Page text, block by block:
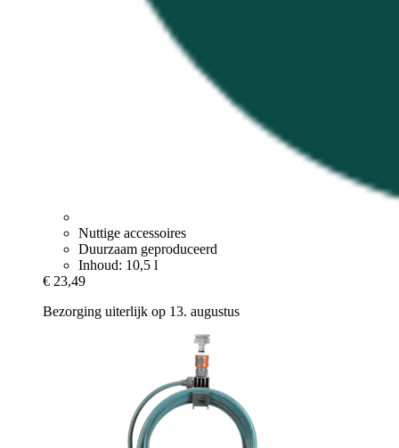
Nuttige accessoires
Duurzaam geproduceerd
Inhoud: 10,5 l
€ 23,49
Bezorging uiterlijk op 13. augustus